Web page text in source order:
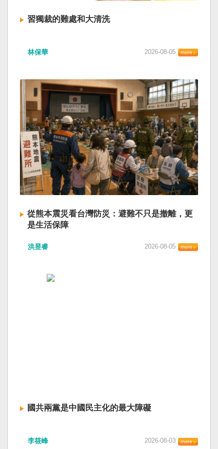
習獨裁的難處和大清洗
林保華 2026-08-05
從熊本震災看台灣防災：避難不只是撤離，更
是生活保障
洪昱睿 2026-08-05
國共兩黨是中國民主化的最大障礙
李筱峰 2026-08-03